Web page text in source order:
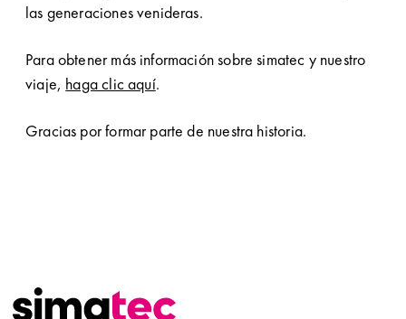
las generaciones venideras.
Para obtener más información sobre simatec y nuestro
viaje, haga clic aquí.
Gracias por formar parte de nuestra historia.